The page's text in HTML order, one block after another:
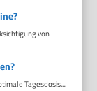
von
Tagesdosis....